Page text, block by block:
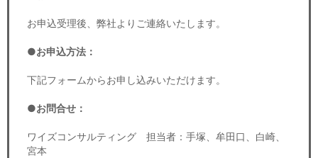
お申込受理後、弊社よりご連絡いたします。
●お申込方法：
下記フォームからお申し込みいただけます。
●お問合せ：
ワイズコンサルティング 担当者：手塚、牟田口、白崎、
宮本